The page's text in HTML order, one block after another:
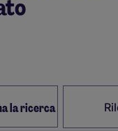
la ricerca